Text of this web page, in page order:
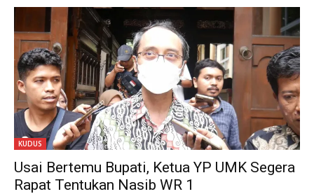
KUDUS
Usai Bertemu Bupati, Ketua YP UMK Segera
Rapat Tentukan Nasib WR 1